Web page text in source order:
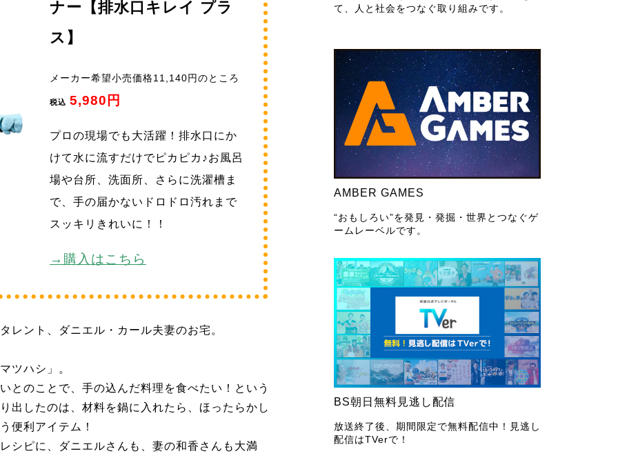
て、人と社会をつなぐ取り組みです。
AMBER GAMES
“おもしろい”を発見・発掘・世界とつなぐゲ
ームレーベルです。
BS朝日無料見逃し配信
放送終了後、期間限定で無料配信中！見逃し
配信はTVerで！
ナー【排水口キレイ プラ
ス】
メーカー希望小売価格11,140円のところ
税込 5,980円
プロの現場でも大活躍！排水口にか
けて水に流すだけでピカピカ♪お風呂
場や台所、洗面所、さらに洗濯槽ま
で、手の届かないドロドロ汚れまで
スッキリきれいに！！
→購入はこちら
レント、ダニエル・カール夫妻のお宅。
ツハシ」。
とのことで、手の込んだ料理を食べたい！という
出したのは、材料を鍋に入れたら、ほったらかし
便利アイテム！
シピに、ダニエルさんも、妻の和香さんも大満